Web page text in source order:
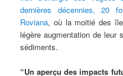
dernières décennies, 20
Roviana, où la moitié des
légère augmentation de leur
sédiments.
“Un aperçu des impacts